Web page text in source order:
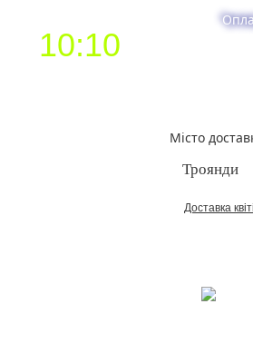
10:10
Місто
Троянди
Доставка